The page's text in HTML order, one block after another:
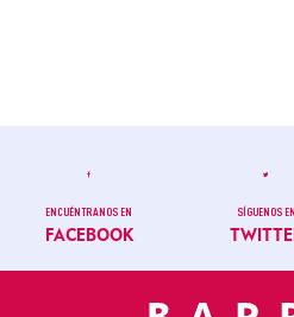
ENCUÉNTRANOS EN
FACEBOOK
SÍGUENOS EN